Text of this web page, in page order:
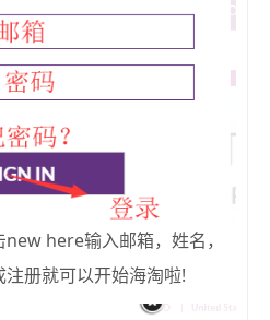
here输入邮箱，姓名，
册就可以开始海淘啦!